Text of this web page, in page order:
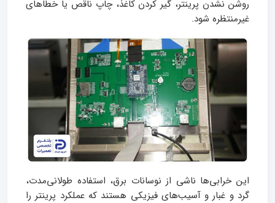
روشن نشدن پرینتر، گیر کردن کاغذ، چاپ ناقص یا خطاهای
غیرمنتظره شود.
این خرابی‌ها ناشی از نوسانات برق، استفاده طولانی‌مدت،
گرد و غبار و آسیب‌های فیزیکی هستند که عملکرد پرینتر را